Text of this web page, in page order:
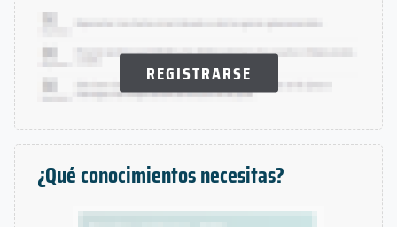
REGISTRARSE
¿Qué conocimientos necesitas?